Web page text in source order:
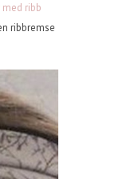
ribb
ribbremse